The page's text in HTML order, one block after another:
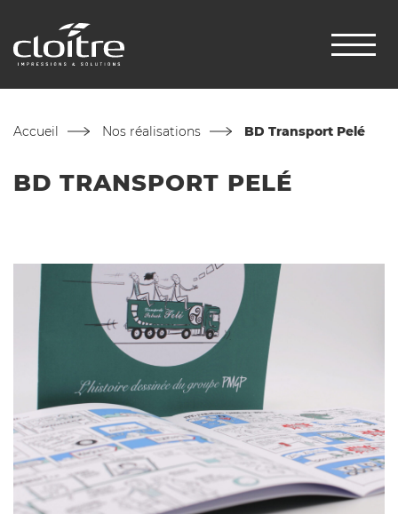
Accueil Nos réalisations BD Transport Pelé
BD TRANSPORT PELÉ